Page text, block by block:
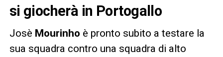
si giocherà in Portogallo
Josè Mourinho è pronto subito a testare la
sua squadra contro una squadra di alto